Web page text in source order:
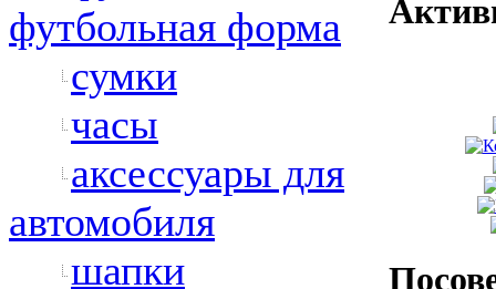
футбольная форма
сумки
часы
аксессуары для
автомобиля
шапки